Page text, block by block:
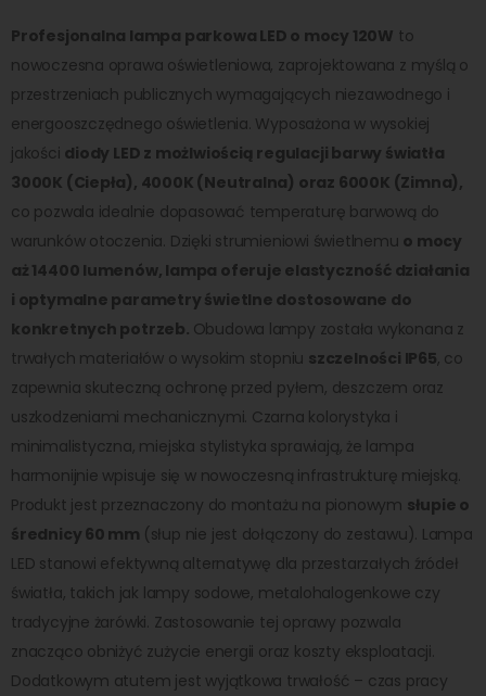
Profesjonalna lampa parkowa LED o mocy 120W to
nowoczesna oprawa oświetleniowa, zaprojektowana z myślą o
przestrzeniach publicznych wymagających niezawodnego i
energooszczędnego oświetlenia. Wyposażona w wysokiej
jakości diody LED z możlwiością regulacji barwy światła
3000K (Ciepła), 4000K (Neutralna) oraz 6000K (Zimna),
co pozwala idealnie dopasować temperaturę barwową do
warunków otoczenia. Dzięki strumieniowi świetlnemu o mocy
aż 14400 lumenów, lampa oferuje elastyczność działania
i optymalne parametry świetlne dostosowane do
konkretnych potrzeb. Obudowa lampy została wykonana z
trwałych materiałów o wysokim stopniu szczelności IP65, co
zapewnia skuteczną ochronę przed pyłem, deszczem oraz
uszkodzeniami mechanicznymi. Czarna kolorystyka i
minimalistyczna, miejska stylistyka sprawiają, że lampa
harmonijnie wpisuje się w nowoczesną infrastrukturę miejską.
Produkt jest przeznaczony do montażu na pionowym słupie o
średnicy 60 mm (słup nie jest dołączony do zestawu). Lampa
LED stanowi efektywną alternatywę dla przestarzałych źródeł
światła, takich jak lampy sodowe, metalohalogenkowe czy
tradycyjne żarówki. Zastosowanie tej oprawy pozwala
znacząco obniżyć zużycie energii oraz koszty eksploatacji.
Dodatkowym atutem jest wyjątkowa trwałość – czas pracy